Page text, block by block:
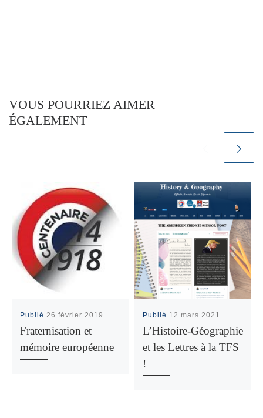
VOUS POURRIEZ AIMER
ÉGALEMENT
Publié 26 février 2019
Fraternisation et
mémoire européenne
Publié 12 mars 2021
L’Histoire-Géographie
et les Lettres à la TFS
!